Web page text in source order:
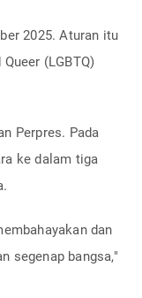
2025. Aturan itu
(LGBTQ)
Perpres. Pada
ke dalam tiga
dan
segenap bangsa,"